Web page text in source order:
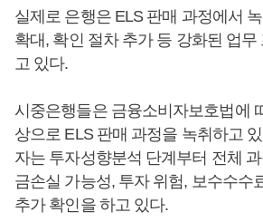
실제로 은행은 ELS 판매 과정에서
확대, 확인 절차 추가 등 강화된 업
고 있다.
시중은행들은 금융소비자보호법에
상으로 ELS 판매 과정을 녹취하고
자는 투자성향분석 단계부터 전체
금손실 가능성, 투자 위험, 보수수수
추가 확인을 하고 있다.